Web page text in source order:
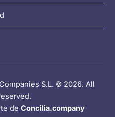
S.L. © 2026. All
de Concilia.company